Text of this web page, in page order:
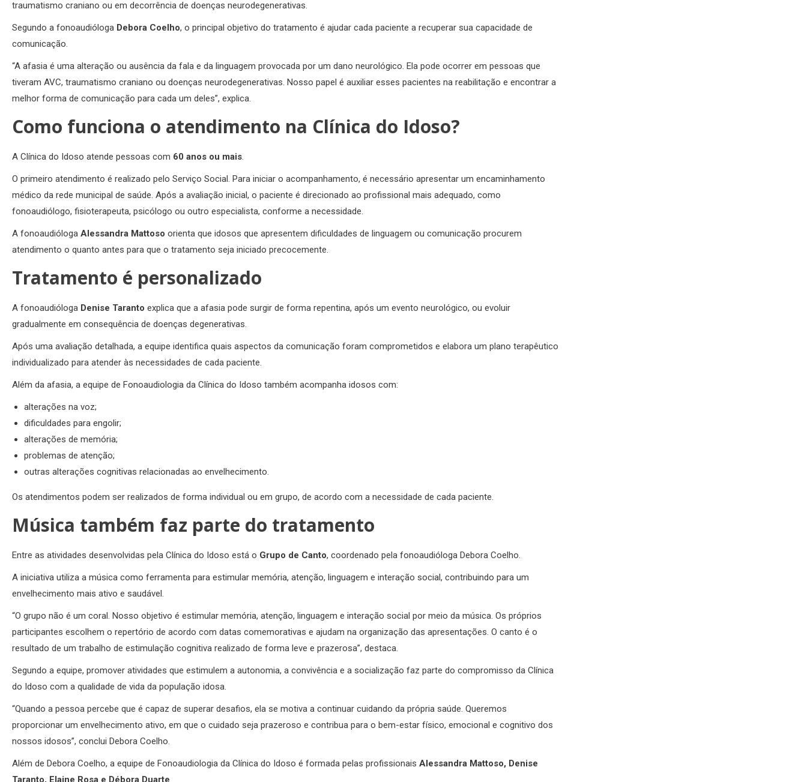
traumatismo craniano ou em decorrência de doenças neurodegenerativas.
Segundo a fonoaudióloga Debora Coelho, o principal objetivo do tratamento é ajudar cada paciente a recuperar sua capacidade de
comunicação.
“A afasia é uma alteração ou ausência da fala e da linguagem provocada por um dano neurológico. Ela pode ocorrer em pessoas que
tiveram AVC, traumatismo craniano ou doenças neurodegenerativas. Nosso papel é auxiliar esses pacientes na reabilitação e encontrar a
melhor forma de comunicação para cada um deles”, explica.
Como funciona o atendimento na Clínica do Idoso?
A Clínica do Idoso atende pessoas com 60 anos ou mais
O primeiro atendimento é realizado pelo Serviço Social. Para iniciar o acompanhamento, é necessário apresentar um encaminhamento
médico da rede municipal de saúde. Após a avaliação inicial, o paciente é direcionado ao profissional mais adequado, como
fonoaudiólogo, fisioterapeuta, psicólogo ou outro especialista, conforme a necessidade.
A fonoaudióloga Alessandra Mattoso orienta que idosos que apresentem dificuldades de linguagem ou comunicação procurem
atendimento o quanto antes para que o tratamento seja iniciado precocemente.
Tratamento é personalizado
A fonoaudióloga Denise Taranto explica que a afasia pode surgir de forma repentina, após um evento neurológico, ou evoluir
gradualmente em consequência de doenças degenerativas.
Após uma avaliação detalhada, a equipe identifica quais aspectos da comunicação foram comprometidos e elabora um plano terapêutico
individualizado para atender às necessidades de cada paciente.
Além da afasia, a equipe de Fonoaudiologia da Clínica do Idoso também acompanha idosos com:
alterações na voz;
dificuldades para engolir;
alterações de memória;
problemas de atenção;
outras alterações cognitivas relacionadas ao envelhecimento.
Os atendimentos podem ser realizados de forma individual ou em grupo, de acordo com a necessidade de cada paciente.
Música também faz parte do tratamento
Entre as atividades desenvolvidas pela Clínica do Idoso está o Grupo de Canto, coordenado pela fonoaudióloga Debora Coelho.
A iniciativa utiliza a música como ferramenta para estimular memória, atenção, linguagem e interação social, contribuindo para um
envelhecimento mais ativo e saudável.
“O grupo não é um coral. Nosso objetivo é estimular memória, atenção, linguagem e interação social por meio da música. Os próprios
participantes escolhem o repertório de acordo com datas comemorativas e ajudam na organização das apresentações. O canto é o
resultado de um trabalho de estimulação cognitiva realizado de forma leve e prazerosa”, destaca.
Segundo a equipe, promover atividades que estimulem a autonomia, a convivência e a socialização faz parte do compromisso da Clínica
do Idoso com a qualidade de vida da população idosa.
“Quando a pessoa percebe que é capaz de superar desafios, ela se motiva a continuar cuidando da própria saúde. Queremos
proporcionar um envelhecimento ativo, em que o cuidado seja prazeroso e contribua para o bem-estar físico, emocional e cognitivo dos
nossos idosos”, conclui Debora Coelho.
Além de Debora Coelho, a equipe de Fonoaudiologia da Clínica do Idoso é formada pelas profissionais Alessandra Mattoso, Denise
Taranto, Elaine Rosa e Débora Duarte